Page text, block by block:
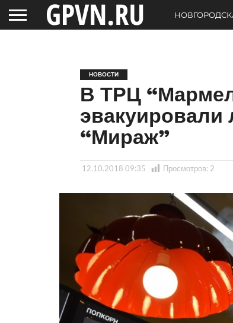
НОВОСТИ
В ТРЦ
эвакуировали
“Мираж”
12.10.2018 09:35 Просмотров: 2